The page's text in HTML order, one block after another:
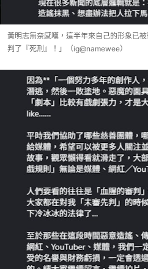
黃明志無奈感嘆，這半年來自己的形象已
判了『死刑』！」（ig@namewee）